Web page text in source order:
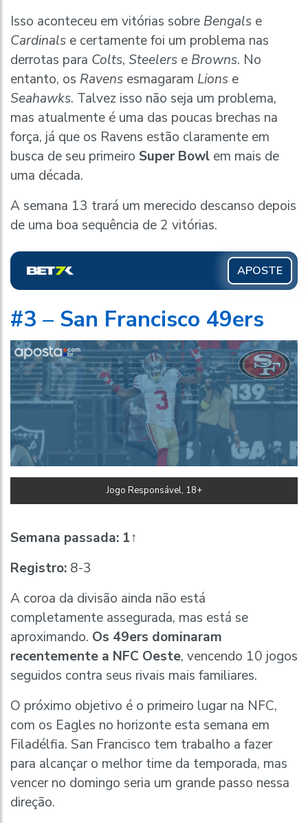
Isso aconteceu em vitórias sobre Bengals e
Cardinals e certamente foi um problema nas
derrotas para Colts, Steelers e Browns. No
entanto, os Ravens esmagaram Lions e
Seahawks. Talvez isso não seja um problema,
mas atualmente é uma das poucas brechas na
força, já que os Ravens estão claramente em
busca de seu primeiro Super Bowl em mais de
uma década.
A semana 13 trará um merecido descanso depois
de uma boa sequência de 2 vitórias.
APOSTE
#3 – San Francisco 49ers
Jogo Responsável, 18+
Semana passada: 1↑
Registro: 8-3
A coroa da divisão ainda não está
completamente assegurada, mas está se
aproximando. Os 49ers dominaram
recentemente a NFC Oeste, vencendo 10 jogos
seguidos contra seus rivais mais familiares.
O próximo objetivo é o primeiro lugar na NFC,
com os Eagles no horizonte esta semana em
Filadélfia. San Francisco tem trabalho a fazer
para alcançar o melhor time da temporada, mas
vencer no domingo seria um grande passo nessa
direção.